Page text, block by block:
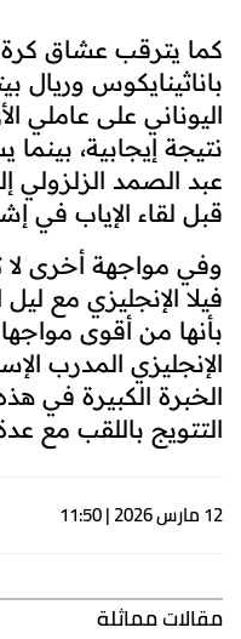
كما يترقب عشاق كرة
باناثينايكوس وريال
اليوناني على عاملي
نتيجة إيجابية،
عبد الصمد الزلزولي
قبل لقاء الإياب في
وفي مواجهة أخرى لا
فيلا الإنجليزي مع
بأنها من أقوى
الإنجليزي المدرب
الخبرة الكبيرة في
التتويج باللقب مع
12 مارس 2026 | 11:50
مقالات مماثلة